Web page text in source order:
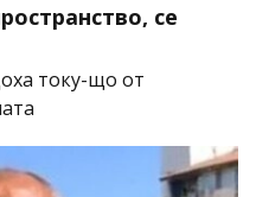
се
току-що от